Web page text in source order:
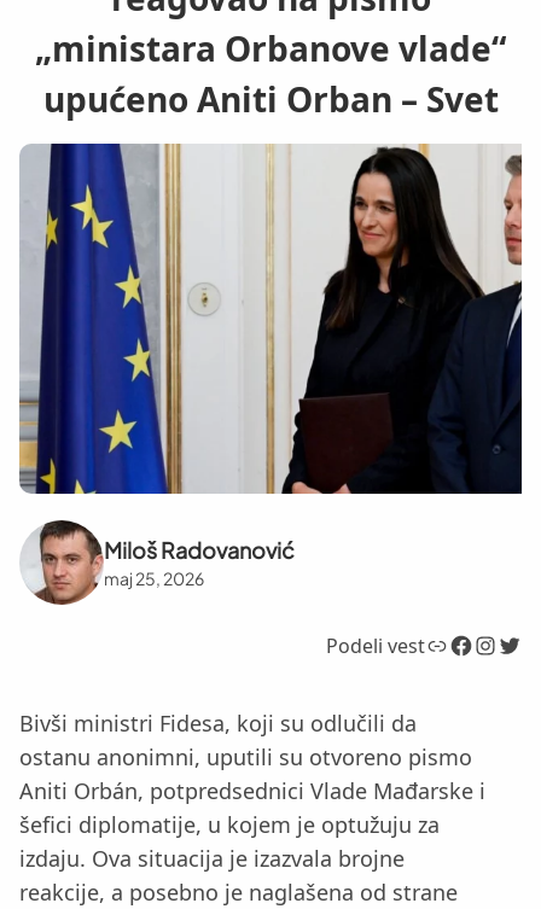
„ministara Orbanove vlade“
upućeno Aniti Orban – Svet
Miloš Radovanović
maj 25, 2026
Podeli vestLink Facebook InstagramTwitter
Bivši ministri Fidesa, koji su odlučili da
ostanu anonimni, uputili su otvoreno pismo
Aniti Orbán, potpredsednici Vlade Mađarske i
šefici diplomatije, u kojem je optužuju za
izdaju. Ova situacija je izazvala brojne
reakcije, a posebno je naglašena od strane